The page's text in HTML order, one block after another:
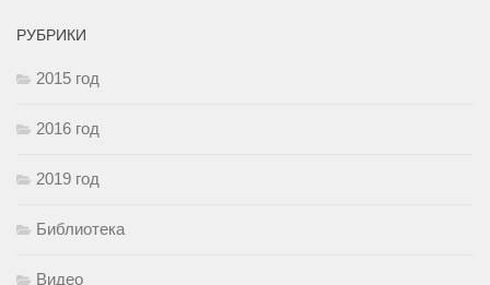
РУБРИКИ
2015 год
2016 год
2019 год
Библиотека
Видео